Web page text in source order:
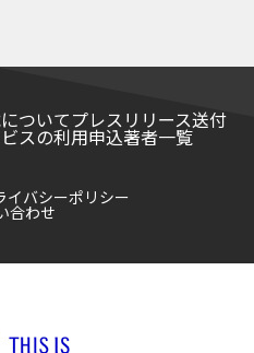
ついてプレスリリース送付
スの利用申込著者一覧
イバシーポリシー
合わせ